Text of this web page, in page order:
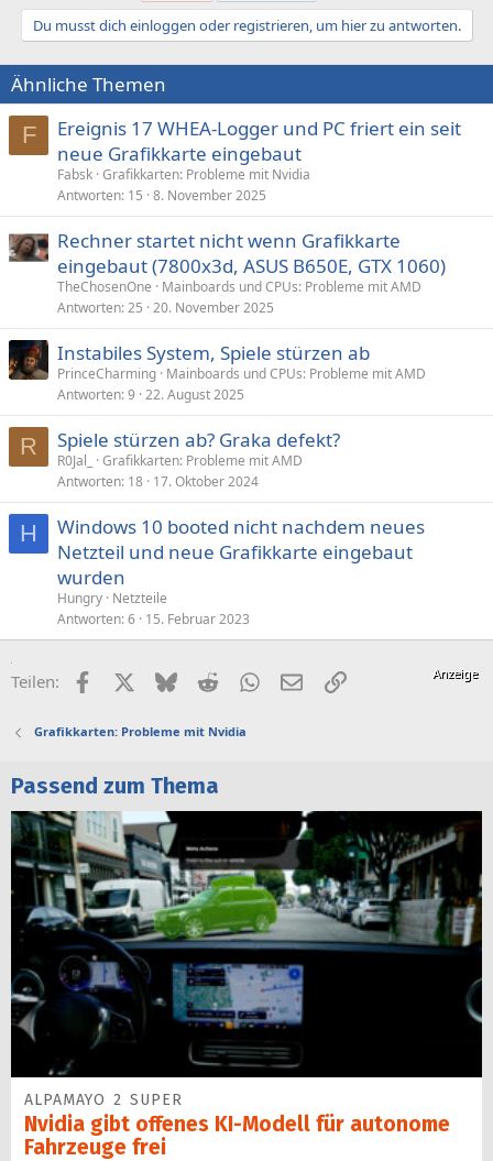
t
o
n
e
n
:
Du musst dich einloggen oder registrieren, um hier zu antworten.
Ähnliche Themen
F
Ereignis 17 WHEA-Logger und PC friert ein seit
neue Grafikkarte eingebaut
Fabsk Grafikkarten: Probleme mit Nvidia
Antworten 15 8. November 2025
Rechner startet nicht wenn Grafikkarte
eingebaut (7800x3d, ASUS B650E, GTX 1060)
TheChosenOne
Mainboards und CPUs: Probleme mit AMD
Antworten 25 20. November 2025
Instabiles System, Spiele stürzen ab
PrinceCharming Mainboards und CPUs: Probleme mit AMD
Antworten 9 22. August 2025
R Spiele stürzen ab? Graka defekt?
R0Jal_
Grafikkarten: Probleme mit AMD
Antworten 18 17. Oktober 2024
H
Windows 10 booted nicht nachdem neues
Netzteil und neue Grafikkarte eingebaut
wurden
Hungry Netzteile
Antworten 6 15. Februar 2023
Teilen: FacebookX (Twitter)
BlueskyRedditWhatsApp
E-MailLink
Grafikkarten: Probleme mit Nvidia
Passend zum Thema
ALPAMAYO 2 SUPER
Nvidia gibt offenes KI-Modell für autonome
Fahrzeuge frei